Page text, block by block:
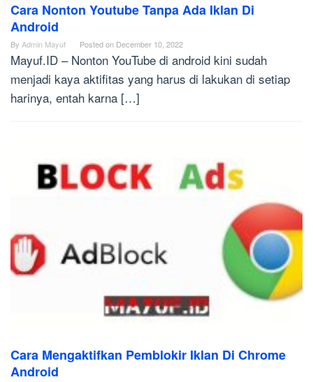
Cara Nonton Youtube Tanpa Ada Iklan Di
Android
By Admin Mayuf Posted on December 10, 2022
Mayuf.ID – Nonton YouTube di android kini sudah
menjadi kaya aktifitas yang harus di lakukan di setiap
harinya, entah karna […]
Cara Mengaktifkan Pemblokir Iklan Di Chrome
Android